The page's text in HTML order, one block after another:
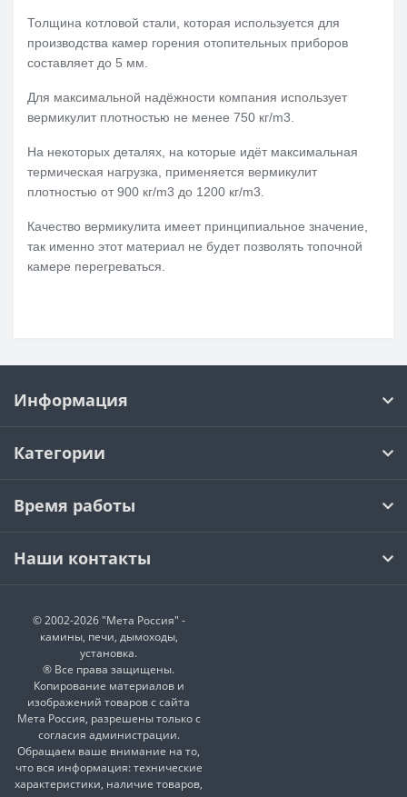
Толщина котловой стали, которая используется для
производства камер горения отопительных приборов
составляет до 5 мм.
Для максимальной надёжности компания использует
вермикулит плотностью не менее 750 кг/m3.
На некоторых деталях, на которые идёт максимальная
термическая нагрузка, применяется вермикулит
плотностью от 900 кг/m3 до 1200 кг/m3.
Качество вермикулита имеет принципиальное значение,
так именно этот материал не будет позволять топочной
камере перегреваться.
Информация
Категории
Время работы
Наши контакты
© 2002-2026 "Мета Россия" -
камины, печи, дымоходы,
установка.
® Все права защищены.
Копирование материалов и
изображений товаров с сайта
Мета Россия, разрешены только с
согласия администрации.
Обращаем ваше внимание на то,
что вся информация: технические
характеристики, наличие товаров,